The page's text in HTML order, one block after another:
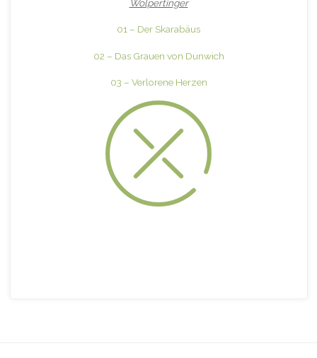
Wolpertinger
01 – Der Skarabäus
02 – Das Grauen von Dunwich
03 – Verlorene Herzen